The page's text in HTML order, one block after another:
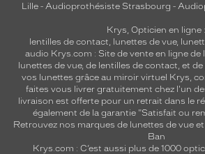
Lille- Audioprothésiste Strasbourg -
Krys, Opticien en ligne :
lentilles de contact lunettes de vue,
audio Krys.com : Site de vente en ligne de
lunettes de vue, de lentilles de contact , et
vos lunettes grâce au miroir virtuel Krys,
faites vous livrer gratuitement chez l'un
livraison est offerte pour un retrait dans le
également de la garantie "Satisfait ou
Retrouvez nos marques de lunettes de vue et
Ban
Krys.com : C’est aussi plus de 1000